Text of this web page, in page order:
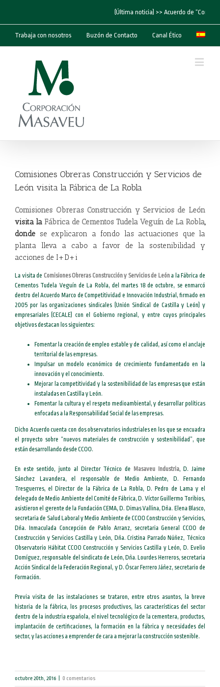
(Última noticia) >> Acuerdo de
Trabaja con nosotros Buzón de Contacto Canal Ético
Comisiones Obreras Construcción y Servicios de
León visita la Fábrica de La Robla
Comisiones Obreras Construcción y Servicios de León
visita la Fábrica de Cementos Tudela Veguín de La Robla,
donde se explicaron a fondo las actuaciones que la
planta lleva a cabo a favor de la sostenibilidad y
acciones de I+D+i
La visita de Comisiones Obreras Construcción y Servicios de Leóna la Fábrica de
Cementos Tudela Veguín de La Robla, del martes 18 de octubre, se enmarcó
dentro del Acuerdo Marco de Competitividad e Innovación Industrial, firmado en
2005 por las organizaciones sindicales (Unión Sindical de Castilla y León) y
empresariales (CECALE) con el Gobierno regional, y entre cuyos principales
objetivos destacan los siguientes:
Fomentar la creación de empleo estable y de calidad, así como el anclaje
territorial de las empresas.
Impulsar un modelo económico de crecimiento fundamentado en la
innovación y el conocimiento.
Mejorar la competitividad y la sostenibilidad de las empresas que están
instaladas en Castilla y León.
Fomentar la cultura y el respeto medioambiental, y desarrollar políticas
enfocadas a la Responsabilidad Social de las empresas.
Dicho Acuerdo cuenta con dos observatorios industriales en los que se encuadra
el proyecto sobre “nuevos materiales de construcción y sostenibilidad”, que
están desarrollando desde CCOO.
En este sentido, junto al Director Técnico de Masaveu Industria, D. Jaime
Sánchez Lavandera, el responsable de Medio Ambiente, D. Fernando
Tresguerres, el Director de la Fábrica de La Robla, D. Pedro de Lama y el
delegado de Medio Ambiente del Comité de Fábrica, D. Víctor Guillermo Toribios,
asistieron el gerente de la Fundación CEMA, D. Dimas Vallina, Dña. Elena Blasco,
secretaria de Salud Laboral y Medio Ambiente de CCOO Construcción y Servicios,
Dña. Inmaculada Concepción de Pablo Arranz, secretaria General CCOO de
Construcción y Servicios Castilla y León, Dña. Cristina Parrado Núñez, Técnico
Observatorio Hábitat CCOO Construcción y Servicios Castilla y León, D. Evelio
Domíguez, responsable del sindicato de León, Dña. Lourdes Herreros, secretaria
Acción Sindical de la Federación Regional, y D. Óscar Ferrero Jáñez, secretario de
Formación.
Previa visita de las instalaciones se trataron, entre otros asuntos, la breve
historia de la fábrica, los procesos productivos, las características del sector
dentro de la industria española, el nivel tecnológico de la cementera, productos,
implantación de certificaciones, la formación en la fábrica y necesidades del
sector, y las acciones a emprender de cara a mejorar la construcción sostenible.
octubre 20th, 2016 0 comentarios